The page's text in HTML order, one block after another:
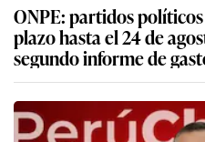
ONPE: partidos
plazo hasta el 24 de
segundo informe de